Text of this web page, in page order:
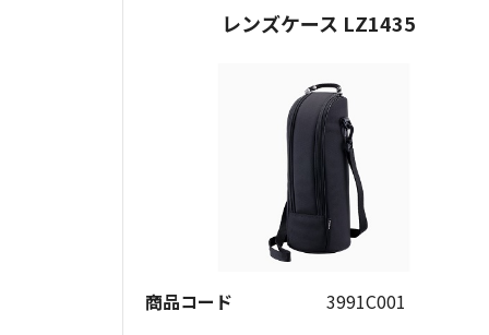
レンズケース LZ1435
商品コード
3991C001